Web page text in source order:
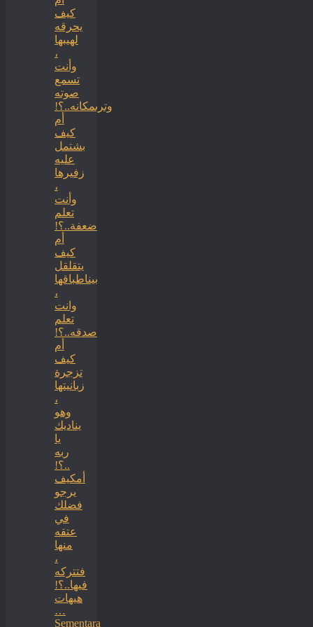
كيف
يحرقه
لهيبها
،
وأنت
تسمع
صوته
وترىمكانه..؟!
أم
كيف
بشتمل
عليه
زفيرها
،
وأنت
تعلم
ضعفة..؟!
أم
كيف
يتقلقل
بيناطباقها
،
وانت
تعلم
صدقه..؟!
أم
كيف
تزجرة
زبانيتها
،
وهو
يناديك
يا
ربه
..؟!
أمكيف
يرجو
فضلك
في
عتقه
منها
،
فتتركه
فيها..؟!
هيهات
…
Sementara